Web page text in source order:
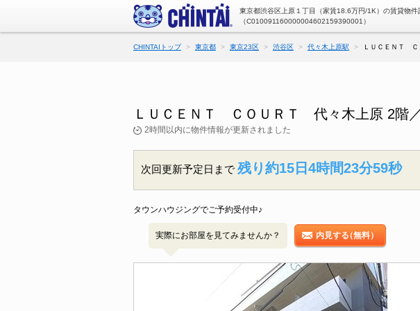
東京都渋谷区上原１丁目（家賃18.6万円/1K）の賃貸物件
（C010091160000004602159390001）
CHINTAIトップ 東京都 東京23区 渋谷区 代々木上原駅 ＬＵＣＥＮＴ
ＬＵＣＥＮＴ ＣＯＵＲＴ 代々木上原 2階
2時間以内に物件情報が更新されました
次回更新予定日まで 残り約15日4時間23分59秒
タウンハウジングでご予約受付中♪
実際にお部屋を見てみませんか？ 内見する（無料）